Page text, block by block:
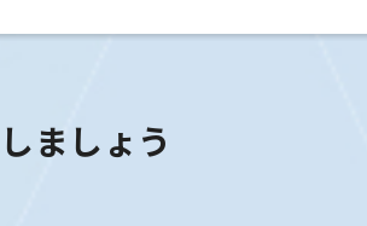
ましょう